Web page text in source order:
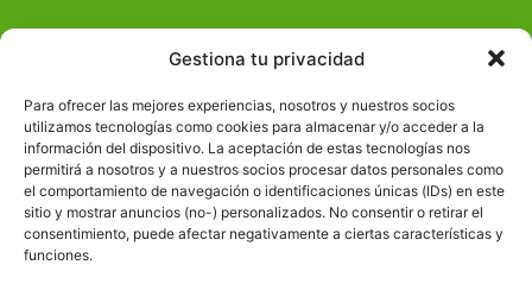
Gestiona tu privacidad
Para ofrecer las mejores experiencias, nosotros y nuestros socios
utilizamos tecnologías como cookies para almacenar y/o acceder a la
información del dispositivo. La aceptación de estas tecnologías nos
permitirá a nosotros y a nuestros socios procesar datos personales como
el comportamiento de navegación o identificaciones únicas (IDs) en este
sitio y mostrar anuncios (no-) personalizados. No consentir o retirar el
consentimiento, puede afectar negativamente a ciertas características y
funciones.
Básico
1966
Ciencias
2072
Filosofía
226